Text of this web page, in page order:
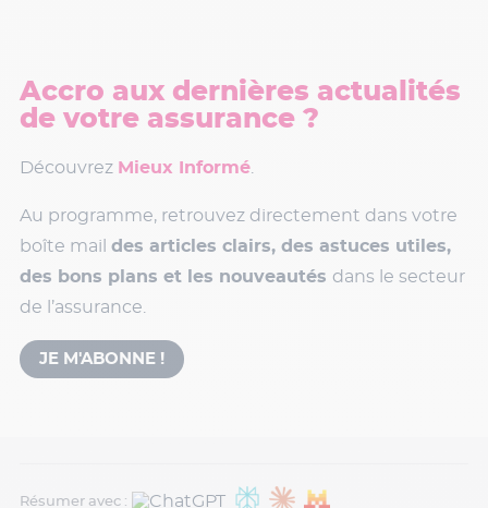
Accro aux dernières actualités
de votre assurance ?
Découvrez Mieux Informé.
Au programme, retrouvez directement dans votre
boîte mail des articles clairs, des astuces utiles,
des bons plans et les nouveautés dans le secteur
de l’assurance.
JE M'ABONNE !
Résumer avec :